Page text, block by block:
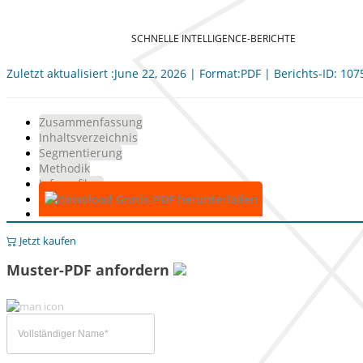
SCHNELLE INTELLIGENCE-BERICHTE
Zuletzt aktualisiert :June 22, 2026 | Format:PDF | Berichts-ID:
Zusammenfassung
Inhaltsverzeichnis
Segmentierung
Methodik
Infografiken
Gratis-PDF herunterladen
Jetzt kaufen
Muster-PDF anfordern